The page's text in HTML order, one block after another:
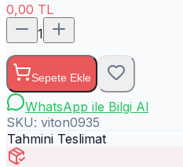
0,00 TL
1
Sepete Ekle
WhatsApp ile Bilgi Al
SKU: viton0935
Tahmini Teslimat